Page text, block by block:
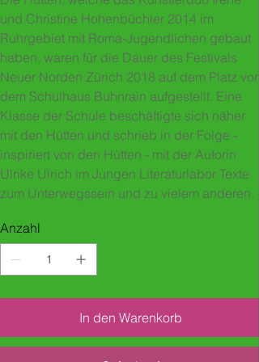
und Christine Hohenbüchler 2014 im
Ruhrgebiet mit Roma-Jugendlichen gebaut
haben, waren für die Dauer des Festivals
Neuer Norden Zürich 2018 auf dem Platz vor
dem Schulhaus Buhnrain aufgestellt. Eine
Klasse der Schule beschäftigte sich näher
mit den Hütten und schrieb in der Folge -
inspiriert von den Hütten - mit der Autorin
Ulrike Ulrich im Jungen Literaturlabor Texte
zum Unterwegssein und zu vielem anderen.
Anzahl
In den Warenkorb